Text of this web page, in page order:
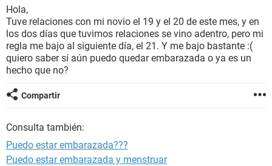
BIENESTAR
SEXUALIDAD
GLOSARIO
Hola,
Tuve relaciones con mi novio el 19 y el 20 de este mes, y en
los dos días que tuvimos relaciones se vino adentro, pero mi
regla me bajo al siguiente día, el 21. Y me bajo bastante :(
quiero saber sí aún puedo quedar embarazada o ya es un
hecho que no?
Compartir
Consulta también:
Puedo estar embarazada???
Puedo estar embarazada y menstruar